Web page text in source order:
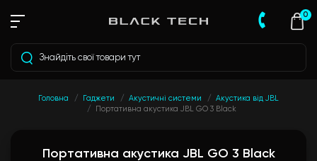
0
Головна Гаджети Акустичні системи
Акустика від JBL
Портативна акустика JBL GO 3 Black
Портативна акустика JBL GO 3 Black